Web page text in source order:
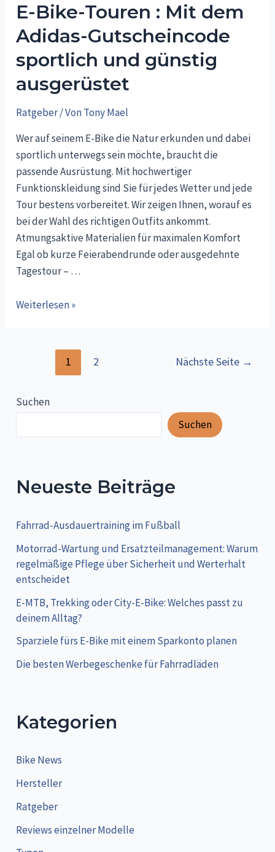
E-Bike-Touren : Mit dem
Adidas-Gutscheincode
sportlich und günstig
ausgerüstet
Ratgeber/ VonTony Mael
Wer auf seinem E-Bike die Natur erkunden und dabei
sportlich unterwegs sein möchte, braucht die
passende Ausrüstung. Mit hochwertiger
Funktionskleidung sind Sie für jedes Wetter und jede
Tour bestens vorbereitet. Wir zeigen Ihnen, worauf es
bei der Wahl des richtigen Outfits ankommt.
Atmungsaktive Materialien für maximalen Komfort
Egal ob kurze Feierabendrunde oder ausgedehnte
Tagestour – …
E-
Adidas-
sportlich
ausgerüstet
Weiterlesen »
Seitennummerierung
1 2 Nächste Seite →
Suchen
Suchen
Neueste Beiträge
Fahrrad-Ausdauertraining im Fußball
Motorrad-Wartung und Ersatzteilmanagement: Warum
regelmäßige Pflege über Sicherheit und Werterhalt
entscheidet
E-MTB, Trekking oder City-E-Bike: Welches passt zu
deinem Alltag?
Sparziele fürs E-Bike mit einem Sparkonto planen
Die besten Werbegeschenke für Fahrradläden
Kategorien
Bike News
Hersteller
Ratgeber
Reviews einzelner Modelle